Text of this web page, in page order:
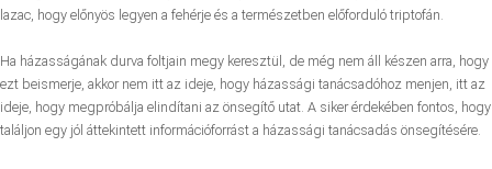
lazac, hogy előnyös legyen a fehérje és a természetben előforduló triptofán.
Ha házasságának durva foltjain megy keresztül, de még nem áll készen arra, hogy
ezt beismerje, akkor nem itt az ideje, hogy házassági tanácsadóhoz menjen, itt az
ideje, hogy megpróbálja elindítani az önsegítő utat. A siker érdekében fontos, hogy
találjon egy jól áttekintett információforrást a házassági tanácsadás önsegítésére.